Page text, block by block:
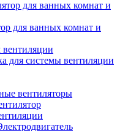
для ванных комнат и
вентиляции
для системы вентиляции
вентиляторы